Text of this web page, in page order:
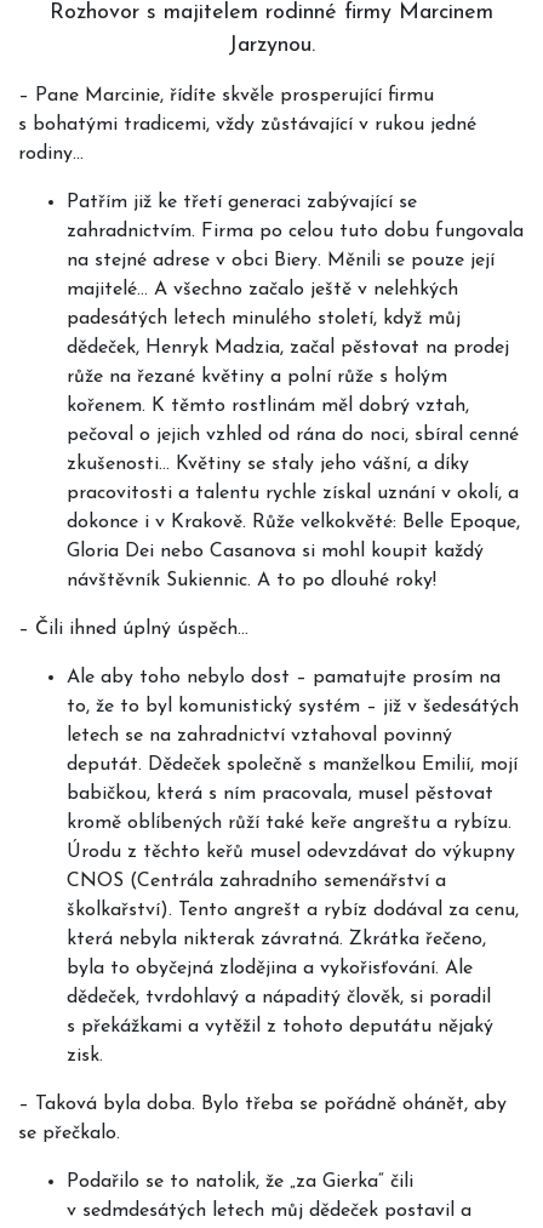
Rozhovor s majitelem rodinné firmy Marcinem
Jarzynou.
–
Pane Marcinie, řídíte skvěle prosperující firmu
s bohatými tradicemi, vždy zůstávající v rukou jedné
rodiny…
Patřím již ke třetí generaci zabývající se
zahradnictvím. Firma po celou tuto dobu fungovala
na stejné adrese v obci Biery. Měnili se pouze její
majitelé… A všechno začalo ještě v nelehkých
padesátých letech minulého století, když můj
dědeček, Henryk Madzia, začal pěstovat na prodej
růže na řezané květiny a polní růže s holým
kořenem. K těmto rostlinám měl dobrý vztah,
pečoval o jejich vzhled od rána do noci, sbíral cenné
zkušenosti… Květiny se staly jeho vášní, a díky
pracovitosti a talentu rychle získal uznání v okolí, a
dokonce i v Krakově. Růže velkokvěté: Belle Epoque,
Gloria Dei nebo Casanova si mohl koupit každý
návštěvník Sukiennic. A to po dlouhé roky!
– Čili ihned úplný úspěch…
Ale aby toho nebylo dost – pamatujte prosím na
to, že to byl komunistický systém – již v šedesátých
letech se na zahradnictví vztahoval povinný
deputát. Dědeček společně s manželkou Emilií, mojí
babičkou, která s ním pracovala, musel pěstovat
kromě oblíbených růží také keře angreštu a rybízu.
Úrodu z těchto keřů musel odevzdávat do výkupny
CNOS (Centrála zahradního semenářství a
školkařství). Tento angrešt a rybíz dodával za cenu,
která nebyla nikterak závratná. Zkrátka řečeno,
byla to obyčejná zlodějina a vykořisťování. Ale
dědeček, tvrdohlavý a nápaditý člověk, si poradil
s překážkami a vytěžil z tohoto deputátu nějaký
zisk.
–
Taková byla doba. Bylo třeba se pořádně ohánět, aby
se přečkalo.
Podařilo se to natolik, že „za Gierka“ čili
v sedmdesátých letech můj dědeček postavil a